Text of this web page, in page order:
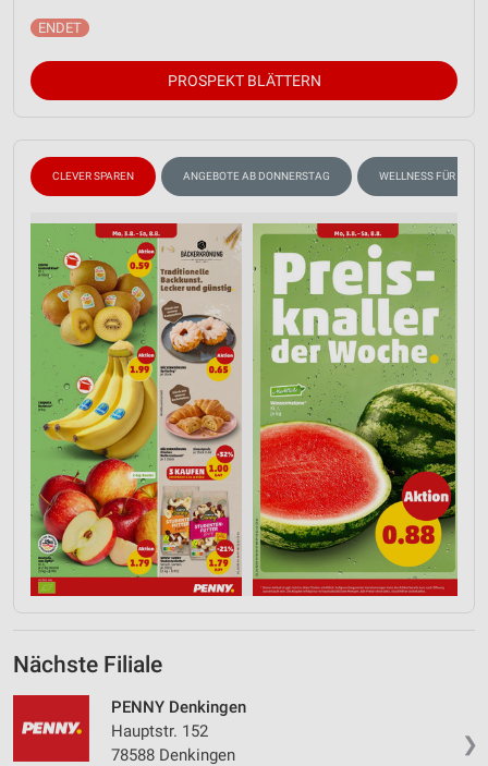
PROSPEKT BLÄTTERN
CLEVER SPAREN ANGEBOTE AB DONNERSTAG WELLNESS FÜR
Nächste Filiale
❯
PENNY Denkingen
Hauptstr. 152
78588 Denkingen